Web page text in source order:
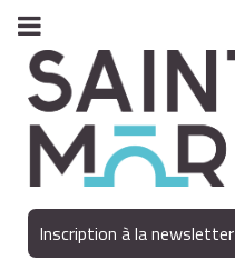
Inscription à la newsletter